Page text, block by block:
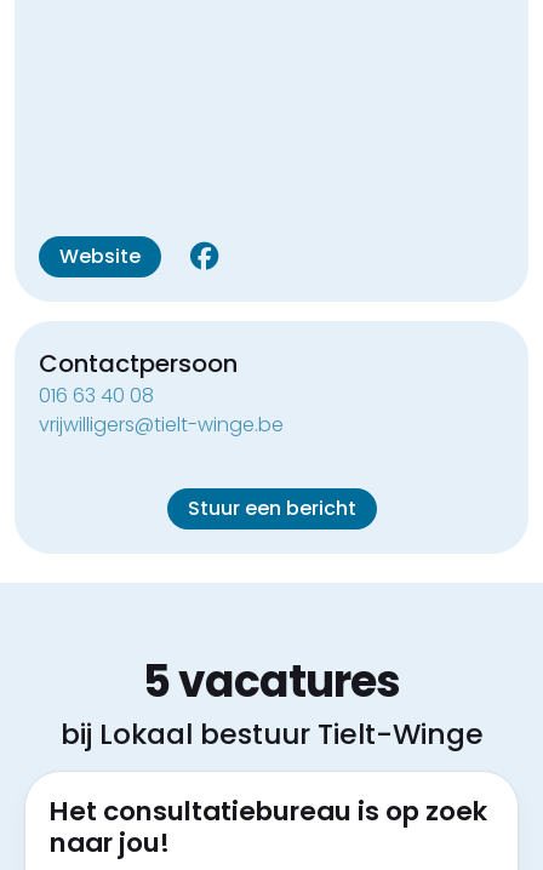
Website
Contactpersoon
016 63 40 08
vrijwilligers@tielt-winge.be
Stuur een bericht
5 vacatures
bij Lokaal bestuur Tielt-Winge
Het consultatiebureau is op zoek
naar jou!